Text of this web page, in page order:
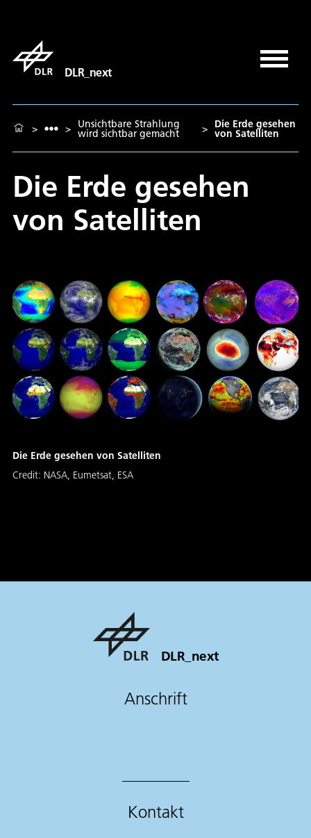
DLR_next
> > Unsichtbare Strahlung
wird sichtbar gemacht > Die Erde gesehen
von Satelliten
Die Erde gesehen
von Satelliten
Die Erde gesehen von Satelliten
Credit: NASA, Eumetsat, ESA
DLR_next
Anschrift
Kontakt